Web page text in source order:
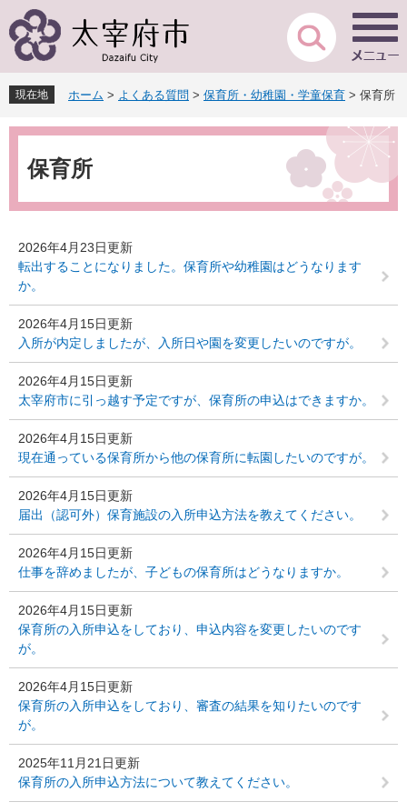
ー
先
頭
で
ニ
を
飛
ば
現在地 ホーム > よくある質問 > 保育所・幼稚園・学童保育 > 保育所
本
保育所
2026年4月23日更新
転出することになりました。保育所や幼稚園はどうなります
か。
2026年4月15日更新
入所が内定しましたが、入所日や園を変更したいのですが。
2026年4月15日更新
太宰府市に引っ越す予定ですが、保育所の申込はできますか。
2026年4月15日更新
現在通っている保育所から他の保育所に転園したいのですが。
2026年4月15日更新
届出（認可外）保育施設の入所申込方法を教えてください。
2026年4月15日更新
仕事を辞めましたが、子どもの保育所はどうなりますか。
2026年4月15日更新
保育所の入所申込をしており、申込内容を変更したいのです
が。
2026年4月15日更新
保育所の入所申込をしており、審査の結果を知りたいのです
が。
2025年11月21日更新
保育所の入所申込方法について教えてください。